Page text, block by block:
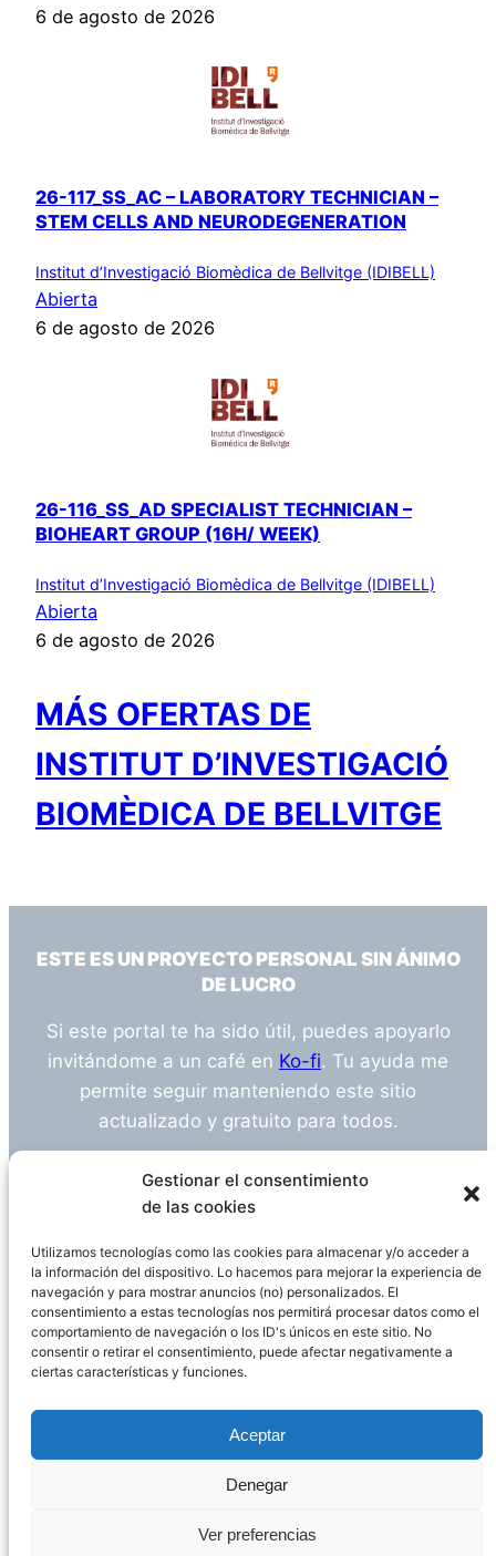
Gestionar el consentimiento
de las cookies
Utilizamos tecnologías como las cookies para almacenar y/o acceder a
la información del dispositivo. Lo hacemos para mejorar la experiencia de
navegación y para mostrar anuncios (no) personalizados. El
consentimiento a estas tecnologías nos permitirá procesar datos como el
comportamiento de navegación o los ID's únicos en este sitio. No
consentir o retirar el consentimiento, puede afectar negativamente a
ciertas características y funciones.
Aceptar
Denegar
Ver preferencias
6 de agosto de 2026
26-117_SS_AC – LABORATORY TECHNICIAN –
STEM CELLS AND NEURODEGENERATION
Institut d’Investigació Biomèdica de Bellvitge (IDIBELL)
Abierta
6 de agosto de 2026
26-116_SS_AD SPECIALIST TECHNICIAN –
BIOHEART GROUP (16H/ WEEK)
Institut d’Investigació Biomèdica de Bellvitge (IDIBELL)
Abierta
6 de agosto de 2026
MÁS OFERTAS DE
INSTITUT D’INVESTIGACIÓ
BIOMÈDICA DE BELLVITGE
ESTE ES UN PROYECTO PERSONAL SIN ÁNIMO
DE LUCRO
Si este portal te ha sido útil, puedes apoyarlo
invitándome a un café en Ko-fi. Tu ayuda me
permite seguir manteniendo este sitio
actualizado y gratuito para todos.
¿Tienes alguna duda o sugerencia? Escríbeme
info@empleosanitarioinvestigacion.es
Descargo de Responsabilidad
Declaración de Privacidad Política de cookies
WordPress
Página administrada por Javier Ripoll